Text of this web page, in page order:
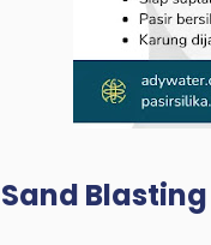
Sand